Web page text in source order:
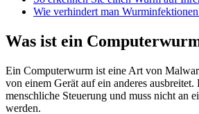
Wie verhindert man
Was ist ein
Ein Computerwurm ist eine Art von
von einem Gerät auf ein anderes
menschliche Steuerung und muss nicht an
werden.